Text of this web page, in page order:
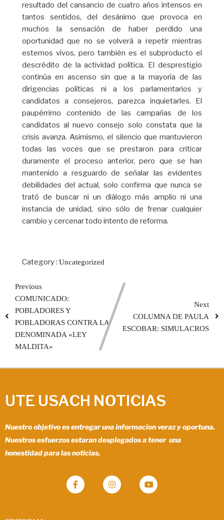
resultado del cansancio de cuatro años intensos en
tantos sentidos, del desánimo que provoca en
muchos la sensación de haber perdido una
oportunidad que no se volverá a repetir mientras
estemos vivos, pero también es el subproducto el
descrédito de la actividad política. El desprestigio
continúa en ascenso sin que a la mayoría de las
dirigencias políticas ni a los parlamentarios y
candidatos a consejeros, parezca inquietarles. El
paupérrimo contenido de las campañas de los
candidatos al nuevo consejo solo constata que la
crisis avanza. Asimismo, el silencio que mantuvieron
todas las voces que se prestaron para criticar
duramente el proceso anterior, pero que se han
mantenido a resguardo de señalar las evidentes
debilidades del actual, solo confirma que nunca se
trató de buscar ni un diálogo más amplio ni una
instancia de unidad, sino sólo de frenar cualquier
cambio y cercenar todo intento de reforma.
Category : Uncategorized
Previous
COMUNICADO:
POBLADORES Y
POBLADORAS CONTRA LA
DENOMINADA «LEY
MALDITA»
Next
COLUMNA DE PAULA
ESCOBAR: SIMULACROS
UTE USACH NOTICIAS
Nuestro objetivo es entregar una informacion veraz y oportuna.
Nuestros esfuerzos estaran desplegados a tener una
honestidad para las noticias.